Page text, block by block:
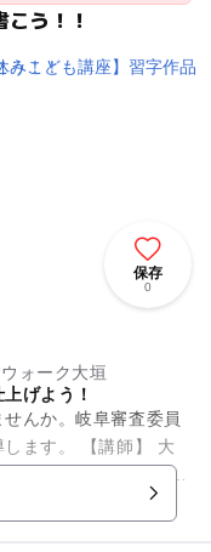
う！！
保存
0
ォーク大垣
げよう！
んか。岐阜審査委員
講師】 大
講習会講師 ・岐阜県